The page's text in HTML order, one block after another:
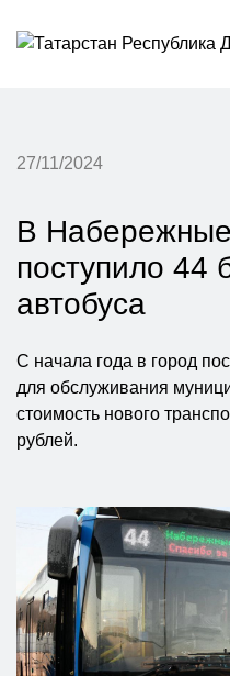
27/11/2024
В
поступило 44
автобуса
С начала года в город
для обслуживания
стоимость нового
рублей.